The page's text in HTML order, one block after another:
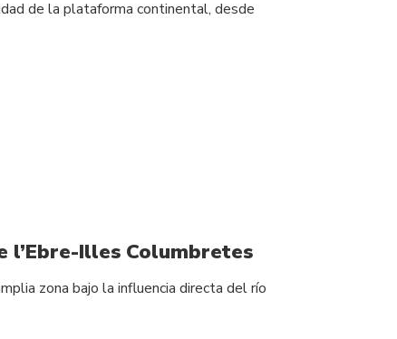
de la plataforma continental, desde
l’Ebre-Illes Columbretes
zona bajo la influencia directa del río